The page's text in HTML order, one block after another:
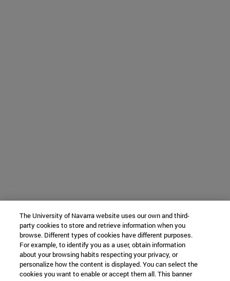
The University of Navarra website uses our own and third-
party cookies to store and retrieve information when you
browse. Different types of cookies have different purposes.
For example, to identify you as a user, obtain information
about your browsing habits respecting your privacy, or
personalize how the content is displayed. You can select the
cookies you want to enable or accept them all. This banner